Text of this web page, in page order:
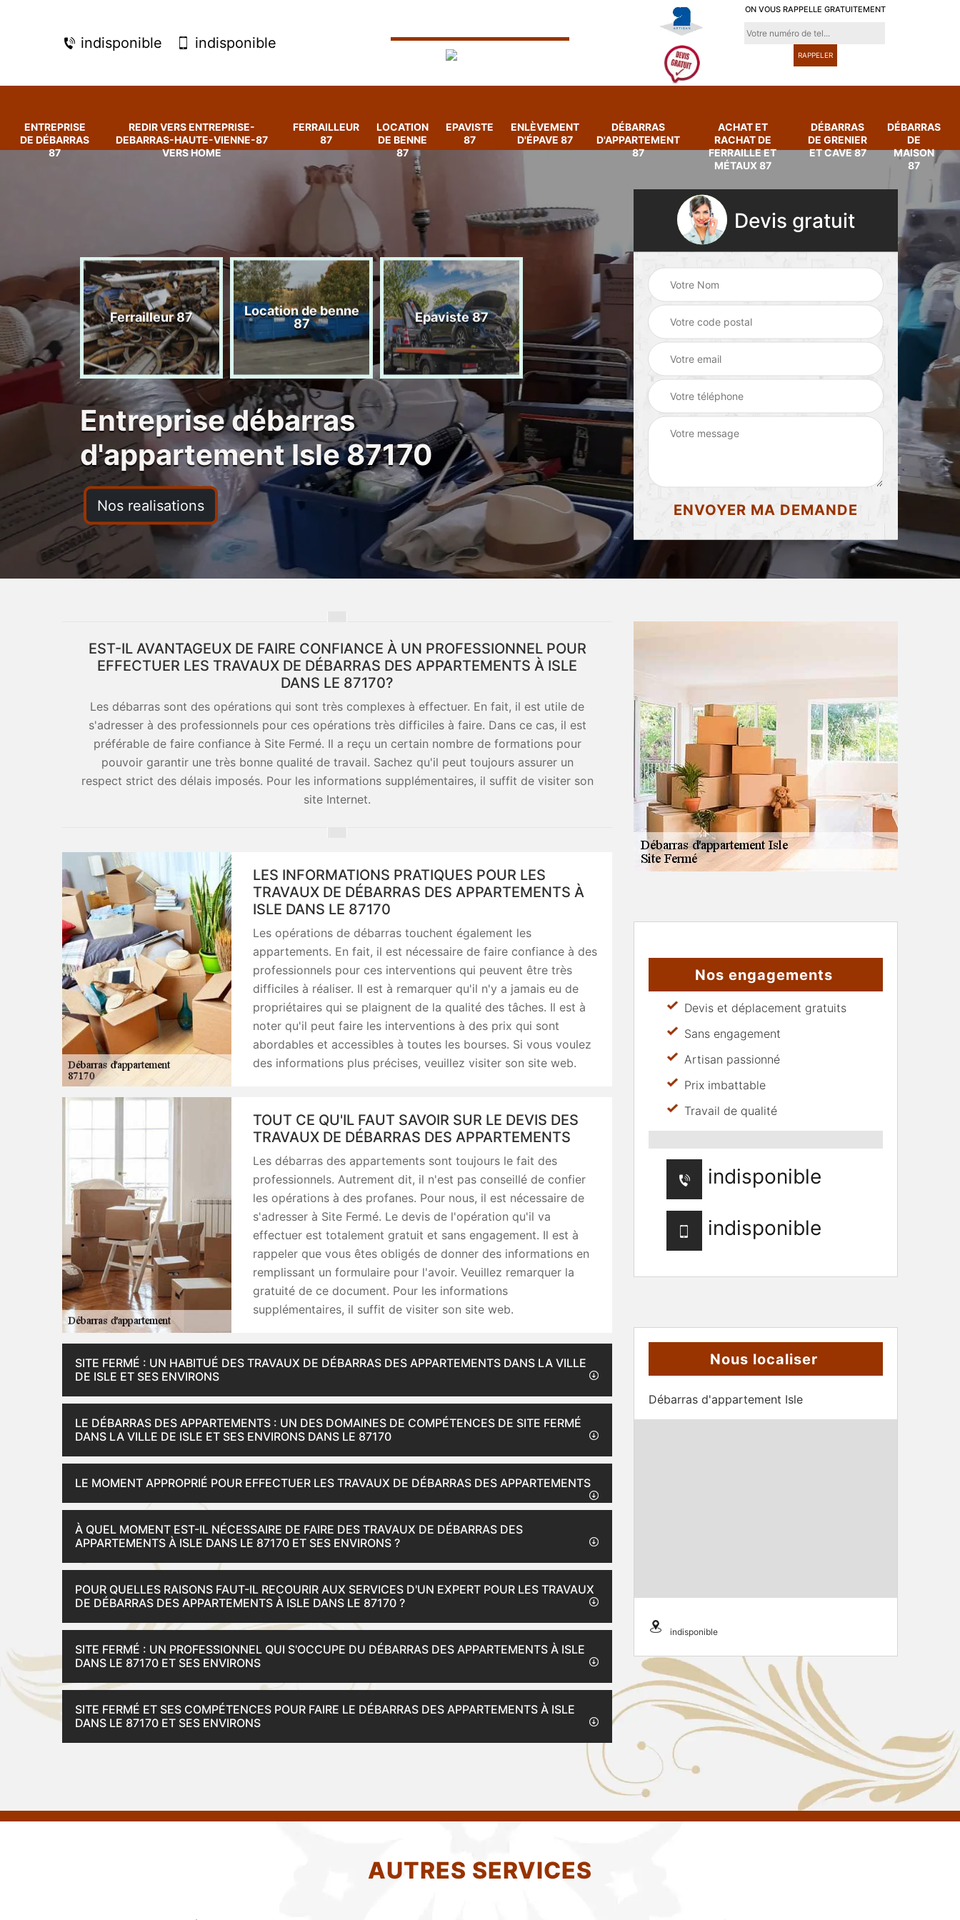
indisponible indisponible
ON VOUS RAPPELLE GRATUITEMENT
ENTREPRISE
DE DÉBARRAS
87
REDIR VERS ENTREPRISE-
DEBARRAS-HAUTE-VIENNE-87
VERS HOME
FERRAILLEUR
87
LOCATION
DE BENNE
87
EPAVISTE
87
ENLÈVEMENT
D'ÉPAVE 87
DÉBARRAS
D'APPARTEMENT
87
ACHAT ET
RACHAT DE
FERRAILLE ET
MÉTAUX 87
DÉBARRAS
DE GRENIER
ET CAVE 87
DÉBARRAS
DE
MAISON
87
de
87
Ferrailleur 87
Location de benne
87
Epaviste 87
Enlèvement
d'épave 87
d'appartement 87
Achat et rachat de
ferraille et métaux
87
Entreprise débarras
d'appartement Isle 87170
Nos realisations
Devis gratuit
EST-IL AVANTAGEUX DE FAIRE CONFIANCE À UN PROFESSIONNEL POUR
EFFECTUER LES TRAVAUX DE DÉBARRAS DES APPARTEMENTS À ISLE
DANS LE 87170?
Les débarras sont des opérations qui sont très complexes à effectuer. En fait, il est utile de
s'adresser à des professionnels pour ces opérations très difficiles à faire. Dans ce cas, il est
préférable de faire confiance à Site Fermé. Il a reçu un certain nombre de formations pour
pouvoir garantir une très bonne qualité de travail. Sachez qu'il peut toujours assurer un
respect strict des délais imposés. Pour les informations supplémentaires, il suffit de visiter son
site Internet.
LES INFORMATIONS PRATIQUES POUR LES
TRAVAUX DE DÉBARRAS DES APPARTEMENTS À
ISLE DANS LE 87170
Les opérations de débarras touchent également les
appartements. En fait, il est nécessaire de faire confiance à des
professionnels pour ces interventions qui peuvent être très
difficiles à réaliser. Il est à remarquer qu'il n'y a jamais eu de
propriétaires qui se plaignent de la qualité des tâches. Il est à
noter qu'il peut faire les interventions à des prix qui sont
abordables et accessibles à toutes les bourses. Si vous voulez
des informations plus précises, veuillez visiter son site web.
TOUT CE QU'IL FAUT SAVOIR SUR LE DEVIS DES
TRAVAUX DE DÉBARRAS DES APPARTEMENTS
Les débarras des appartements sont toujours le fait des
professionnels. Autrement dit, il n'est pas conseillé de confier
les opérations à des profanes. Pour nous, il est nécessaire de
s'adresser à Site Fermé. Le devis de l'opération qu'il va
effectuer est totalement gratuit et sans engagement. Il est à
rappeler que vous êtes obligés de donner des informations en
remplissant un formulaire pour l'avoir. Veuillez remarquer la
gratuité de ce document. Pour les informations
supplémentaires, il suffit de visiter son site web.
SITE FERMÉ : UN HABITUÉ DES TRAVAUX DE DÉBARRAS DES APPARTEMENTS DANS LA VILLE
DE ISLE ET SES ENVIRONS
LE DÉBARRAS DES APPARTEMENTS : UN DES DOMAINES DE COMPÉTENCES DE SITE FERMÉ
DANS LA VILLE DE ISLE ET SES ENVIRONS DANS LE 87170
LE MOMENT APPROPRIÉ POUR EFFECTUER LES TRAVAUX DE DÉBARRAS DES APPARTEMENTS
À QUEL MOMENT EST-IL NÉCESSAIRE DE FAIRE DES TRAVAUX DE DÉBARRAS DES
APPARTEMENTS À ISLE DANS LE 87170 ET SES ENVIRONS ?
POUR QUELLES RAISONS FAUT-IL RECOURIR AUX SERVICES D'UN EXPERT POUR LES TRAVAUX
DE DÉBARRAS DES APPARTEMENTS À ISLE DANS LE 87170 ?
SITE FERMÉ : UN PROFESSIONNEL QUI S'OCCUPE DU DÉBARRAS DES APPARTEMENTS À ISLE
DANS LE 87170 ET SES ENVIRONS
SITE FERMÉ ET SES COMPÉTENCES POUR FAIRE LE DÉBARRAS DES APPARTEMENTS À ISLE
DANS LE 87170 ET SES ENVIRONS
Nos engagements
Devis et déplacement gratuits
Sans engagement
Artisan passionné
Prix imbattable
Travail de qualité
indisponible
indisponible
Nous localiser
Débarras d'appartement Isle
indisponible
AUTRES SERVICES